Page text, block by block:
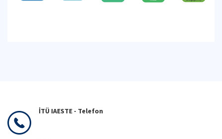
İTÜ IAESTE - Telefon